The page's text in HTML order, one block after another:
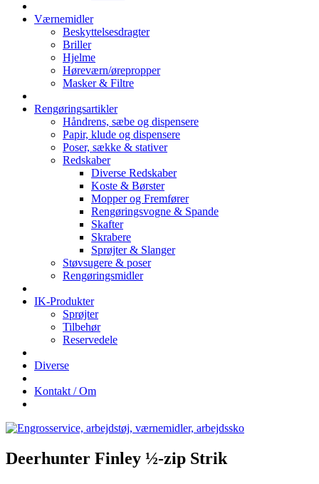
Værnemidler
Beskyttelsesdragter
Briller
Hjelme
Høreværn/ørepropper
Masker & Filtre
Rengøringsartikler
Håndrens, sæbe og dispensere
Papir, klude og dispensere
Poser, sække & stativer
Redskaber
Diverse Redskaber
Koste & Børster
Mopper og Fremfører
Rengøringsvogne & Spande
Skafter
Skrabere
Sprøjter & Slanger
Støvsugere & poser
Rengøringsmidler
IK-Produkter
Sprøjter
Tilbehør
Reservedele
Diverse
Kontakt / Om
Deerhunter Finley ½-zip Strik